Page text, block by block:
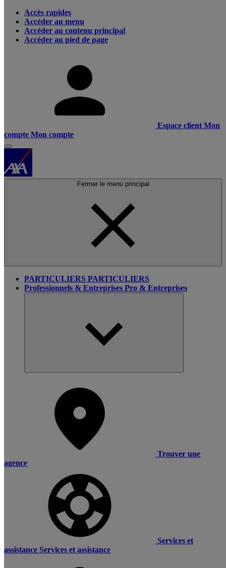
Accès rapides
Accéder au menu
Accéder au contenu principal
Accéder au pied de page
Espace client Mon
compte Mon compte
Fermer le menu principal
PARTICULIERS PARTICULIERS
Professionnels & Entreprises Pro & Entreprises
Trouver une
agence
Services et
assistance Services et assistance